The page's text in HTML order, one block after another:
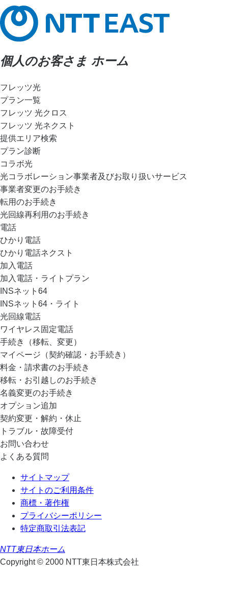
個人のお客さま ホーム
フレッツ光
プラン一覧
フレッツ 光クロス
フレッツ 光ネクスト
提供エリア検索
プラン診断
コラボ光
光コラボレーション事業者及びお取り扱いサービス
事業者変更のお手続き
転用のお手続き
光回線再利用のお手続き
電話
ひかり電話
ひかり電話ネクスト
加入電話
加入電話・ライトプラン
INSネット64
INSネット64・ライト
光回線電話
ワイヤレス固定電話
手続き（移転、変更）
マイページ（契約確認・お手続き）
料金・請求書のお手続き
移転・お引越しのお手続き
名義変更のお手続き
オプション追加
契約変更・解約・休止
トラブル・故障受付
お問い合わせ
よくある質問
サイトマップ
サイトのご利用条件
商標・著作権
プライバシーポリシー
特定商取引法表記
NTT東日本ホーム
Copyright © 2000 NTT東日本株式会社